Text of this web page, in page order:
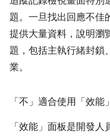
題。一旦找出回應不佳
提供大量資料，說明瀏
題，包括主執行緒封鎖
業。
「不」 適合使用「效能
「效能」面板是開發